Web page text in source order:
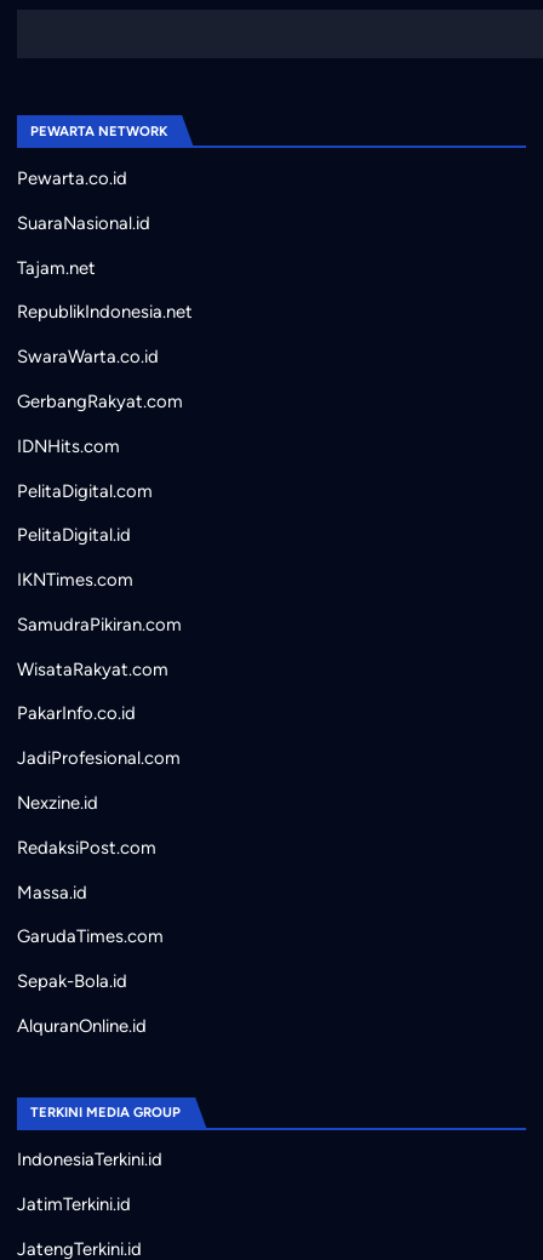
PEWARTA NETWORK
Pewarta.co.id
SuaraNasional.id
Tajam.net
RepublikIndonesia.net
SwaraWarta.co.id
GerbangRakyat.com
IDNHits.com
PelitaDigital.com
PelitaDigital.id
IKNTimes.com
SamudraPikiran.com
WisataRakyat.com
PakarInfo.co.id
JadiProfesional.com
Nexzine.id
RedaksiPost.com
Massa.id
GarudaTimes.com
Sepak-Bola.id
AlquranOnline.id
TERKINI MEDIA GROUP
IndonesiaTerkini.id
JatimTerkini.id
JatengTerkini.id